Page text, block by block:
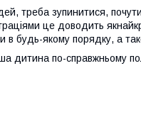
треба зупинитися,
це доводить
в будь-якому порядку, а
дитина по-справжньому